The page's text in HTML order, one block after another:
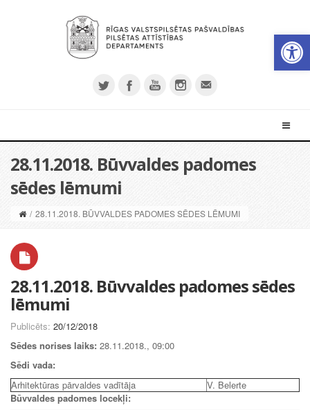
28.11.2018. Būvvaldes padomes
sēdes lēmumi
/ 28.11.2018. BŪVVALDES PADOMES SĒDES LĒMUMI
28.11.2018. Būvvaldes padomes sēdes
lēmumi
Publicēts: 20/12/2018
Sēdes norises laiks: 28.11.2018., 09:00
Sēdi vada:
Arhitektūras pārvaldes vadītāja
V. Belerte
Būvvaldes padomes locekļi: